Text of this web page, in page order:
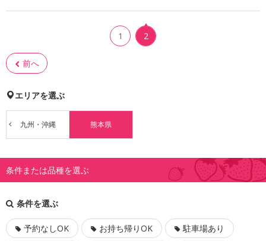
前へ
1 2
エリアを選ぶ
九州・沖縄 熊本県
条件または品種を選ぶ
条件を選ぶ
予約なしOK お持ち帰りOK
駐車場あり